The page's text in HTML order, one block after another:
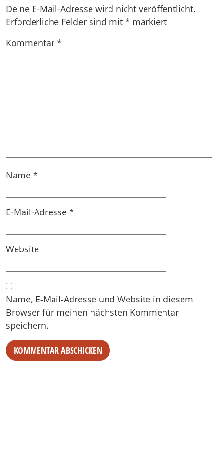
Deine E-Mail-Adresse wird nicht veröffentlicht.
Erforderliche Felder sind mit * markiert
Kommentar *
Name *
E-Mail-Adresse *
Website
Name, E-Mail-Adresse und Website in diesem
Browser für meinen nächsten Kommentar
speichern.